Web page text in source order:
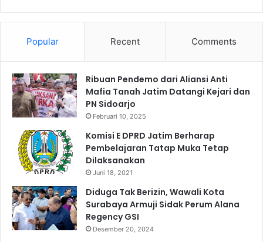
a
a
u
a
P
e
Popular Recent Comments
Ribuan Pendemo dari Aliansi Anti
Mafia Tanah Jatim Datangi Kejari dan
PN Sidoarjo
Februari 10, 2025
Komisi E DPRD Jatim Berharap
Pembelajaran Tatap Muka Tetap
Dilaksanakan
Juni 18, 2021
Diduga Tak Berizin, Wawali Kota
Surabaya Armuji Sidak Perum Alana
Regency GSI
Desember 20, 2024